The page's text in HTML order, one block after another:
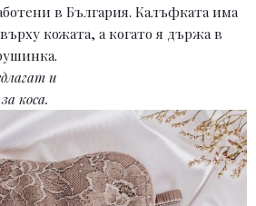
в България. Калъфката има
кожата, а когато я държа в
и
коса.